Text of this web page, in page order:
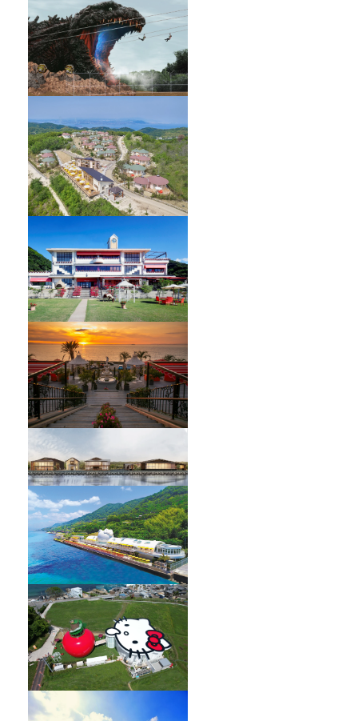
GRAND CHARIOT 北斗七星135°
HELLO KITTY SHOWBOX